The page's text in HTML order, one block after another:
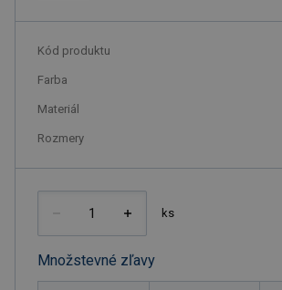
Kód produktu
Farba
Materiál
Rozmery
ks
Množstevné zľavy